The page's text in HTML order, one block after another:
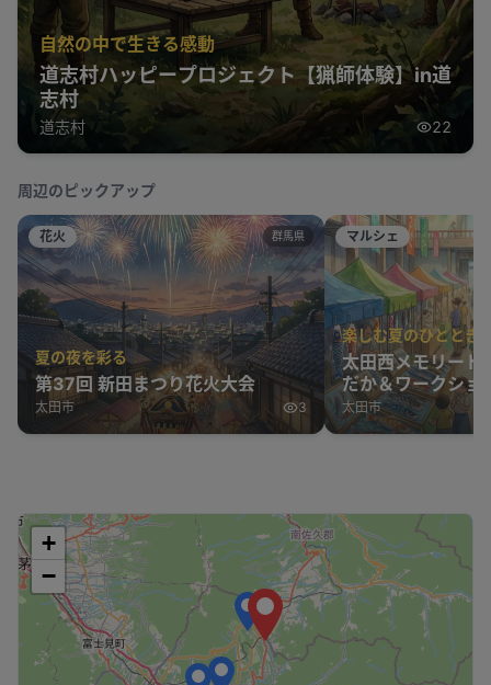
自然の中で生きる感動
道志村ハッピープロジェクト【猟師体験】in道
志村
道志村 22
周辺のピックアップ
花火 群馬県
夏の夜を彩る
第37回 新田まつり花火大会
太田市 3
マルシェ
楽しむ夏のひととき
太田西メモリード
だか＆ワークショ
太田市
+
−